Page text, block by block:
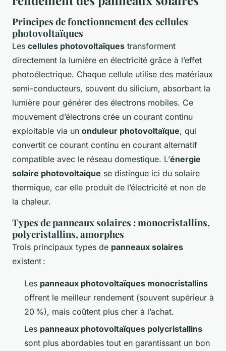
Principes de fonctionnement des cellules
photovoltaïques
Les cellules photovoltaïques transforment
directement la lumière en électricité grâce à l’effet
photoélectrique. Chaque cellule utilise des matériaux
semi-conducteurs, souvent du silicium, absorbant la
lumière pour générer des électrons mobiles. Ce
mouvement d’électrons crée un courant continu
exploitable via un onduleur photovoltaïque, qui
convertit ce courant continu en courant alternatif
compatible avec le réseau domestique. L’énergie
solaire photovoltaique se distingue ici du solaire
thermique, car elle produit de l’électricité et non de
la chaleur.
Types de panneaux solaires : monocristallins,
polycristallins, amorphes
Trois principaux types de panneaux solaires
existent :
Les panneaux photovoltaïques monocristallins
offrent le meilleur rendement (souvent supérieur à
20 %), mais coûtent plus cher à l’achat.
Les panneaux photovoltaïques polycristallins
sont plus abordables tout en garantissant un bon